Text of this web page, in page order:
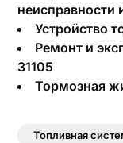
неисправности
Устройство
Ремонт и
31105
Тормозная
Топливная